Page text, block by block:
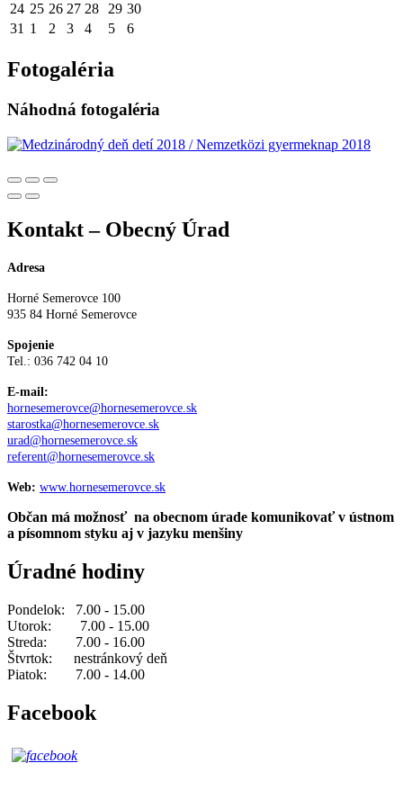
24 25 26 27 28 29 30
31 1 2 3 4 5 6
Fotogaléria
Náhodná fotogaléria
Kontakt – Obecný Úrad
Adresa
Horné Semerovce 100
935 84 Horné Semerovce
Spojenie
Tel.: 036 742 04 10
E-mail:
hornesemerovce@hornesemerovce.sk
starostka@hornesemerovce.sk
urad@hornesemerovce.sk
referent@hornesemerovce.sk
Web: www.hornesemerovce.sk
Občan má možnosť na obecnom úrade komunikovať v ústnom
a písomnom styku aj v jazyku menšiny
Úradné hodiny
Pondelok: 7.00 - 15.00
Utorok: 7.00 - 15.00
Streda: 7.00 - 16.00
Štvrtok: nestránkový deň
Piatok: 7.00 - 14.00
Facebook